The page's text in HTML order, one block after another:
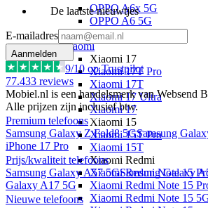
OPPO A6x 5G
OPPO A6 5G
OPPO A40
Xiaomi
Xiaomi 17
Xiaomi 17T Pro
Xiaomi 17T
Xiaomi 17 Ultra
Xiaomi 17
Xiaomi 15
Xiaomi 15T Pro
Xiaomi 15T
Xiaomi Redmi
Xiaomi Redmi Note 15
Xiaomi Redmi Note 15
Xiaomi Redmi Note 15
De laatste nieuwtjes
E-mailadres
Aanmelden
9/10 op Trustpilot
77.433 reviews
Mobiel.nl is een handelsmerk van Websend
Alle prijzen zijn inclusief btw.
Premium telefoons
Samsung Galaxy Z Fold8 5GSamsung
iPhone 17 Pro
Prijs/kwaliteit telefoons
Samsung Galaxy A57 5GSamsung Galaxy
Galaxy A17 5G
Nieuwe telefoons